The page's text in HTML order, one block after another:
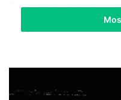
Este sistema de
tales como Brasil, Chile,
documento electrónico.